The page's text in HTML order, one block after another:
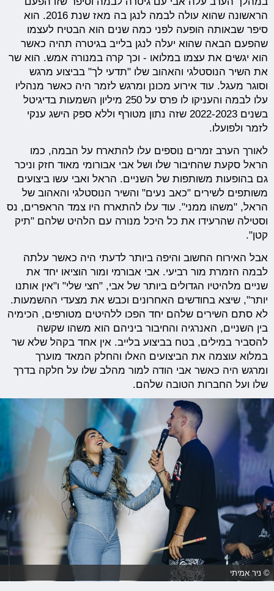
הראשונה שהוא עולה לבמה לנגן בה מאז שנת 2016. הוא
סיפר שבאותה הופעה לפני כמה שנים הוא הבטיח לעצמו
שהפעם הבאה שהוא יעלה לנגן בלייב בגיטרה תהיה כאשר
הוא יגשים את עצמו במלואו - וכך קרה במנורה אמש. הוא שר
את השיר הנוסטלגי והאהוב שלו "תדעי לך" בביצוע מרגש
וסוגר מעגל. עוד אירוע מכונן ומרגש לזמר היה כאשר מנהליו
עלו לבמה והעניקו לו פרס על 250 מיליון השמעות בדיגיטל
בשנים 2022-2023 שזה נתון מטורף וללא ספק הישג ענקי
לזמר ולפועלו.
לאורך הערב זמרים נוספים עלו להתארח על הבמה, כמו
הראל סקעת שהחיבור שלו ושל אבי אבורומי מאוד חזק וניכר
גם בהופעות משותפות של השניים. הראל ואבי עשו ביצועים
משותפים לשירים "כאב נעים" והשיר הנוסטלגי והאהוב של
הראל, "משהו ממני". עוד עלו להתארח היו צמד הראפרים, נס
וסטילה שהרעידו את כל היכל מנורה עם הלהיט שלהם "תיק
קטן".
אבל האירוח החשוב והיפה ביותר לדעתי היה כאשר עלתה
לבמה הזמרת מור רביעי. אבי אבורמי ומור הוציאו יחד את
שניים מלהיטיו הגדולים ביותר של אבי, "חצי שלי" ו"אין אותנו
יותר", שיצא בחודשים האחרונים וכבש את מצעדי ההשמעות.
לא סתם השירים שלהם יחד הפכו ללהיטים מטורפים, הכימיה
בין השניים, האנרגיה והחיבור ביניהם הוא משהו שקשה
להסביר במילים, בטח בביצוע בלייב. אין אחד בקהל שלא שר
במלוא עוצמה את הביצועים האלו והחלק המאד מוערך
ומרגש היה כאשר אבי הודה למור מהלב שלו על חלקה בדרך
שלו ועל החברות הטובה שלהם.
© ניר אמיתי